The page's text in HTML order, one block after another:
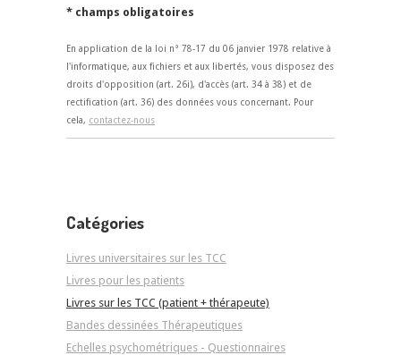
* champs obligatoires
En application de la loi n° 78-17 du 06 janvier 1978 relative à
l'informatique, aux fichiers et aux libertés, vous disposez des
droits d'opposition (art. 26i), d'accès (art. 34 à 38) et de
rectification (art. 36) des données vous concernant. Pour
cela, contactez-nous
Catégories
Livres universitaires sur les TCC
Livres pour les patients
Livres sur les TCC (patient + thérapeute)
Bandes dessinées Thérapeutiques
Echelles psychométriques - Questionnaires